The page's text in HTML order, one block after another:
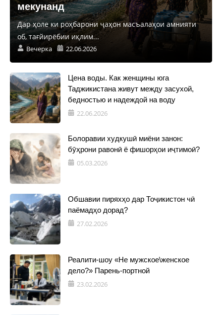
мекунанд
Дар ҳоле ки роҳбарони ҷаҳон масъалаҳои амнияти
об, тағйирёбии иқлим...
Вечерка 22.06.2026
Цена воды. Как женщины юга
Таджикистана живут между засухой,
бедностью и надеждой на воду
22.06.2026
Болоравии худкушӣ миёни занон:
бӯҳрони равонӣ ё фишорҳои иҷтимоӣ?
05.03.2026
Обшавии пиряхҳо дар Тоҷикистон чӣ
паёмадҳо дорад?
27.02.2026
Реалити-шоу «Не мужское\женское
дело?» Парень-портной
23.02.2026